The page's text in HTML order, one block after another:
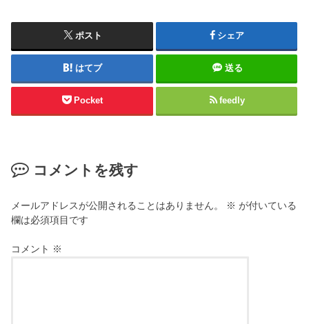
ポスト シェア
はてブ 送る
Pocket feedly
コメントを残す
メールアドレスが公開されることはありません。 ※ が付いている
欄は必須項目です
コメント ※